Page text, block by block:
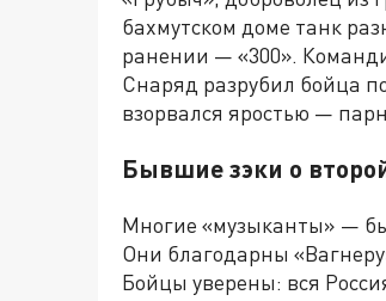
бахмутском доме танк
ранении — «300».
Снаряд разрубил бойца
взорвался яростью —
Бывшие зэки о
Многие «музыканты» —
Они благодарны
Бойцы уверены: вся